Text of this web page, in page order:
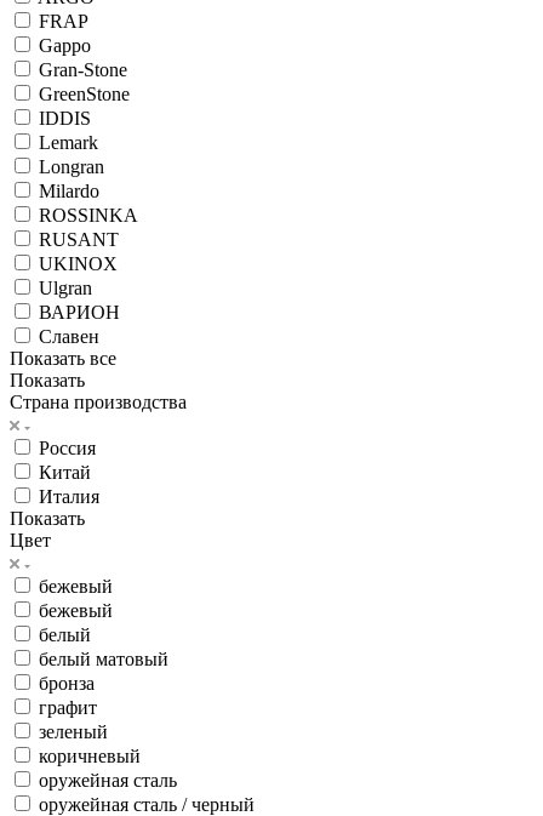
FRAP
Gappo
Gran-Stone
GreenStone
IDDIS
Lemark
Longran
Milardo
ROSSINKA
RUSANT
UKINOX
Ulgran
ВАРИОН
Славен
Показать все
Показать
Страна производства
Россия
Китай
Италия
Показать
Цвет
бежевый
бежевый
белый
белый матовый
бронза
графит
зеленый
коричневый
оружейная сталь
оружейная сталь / черный